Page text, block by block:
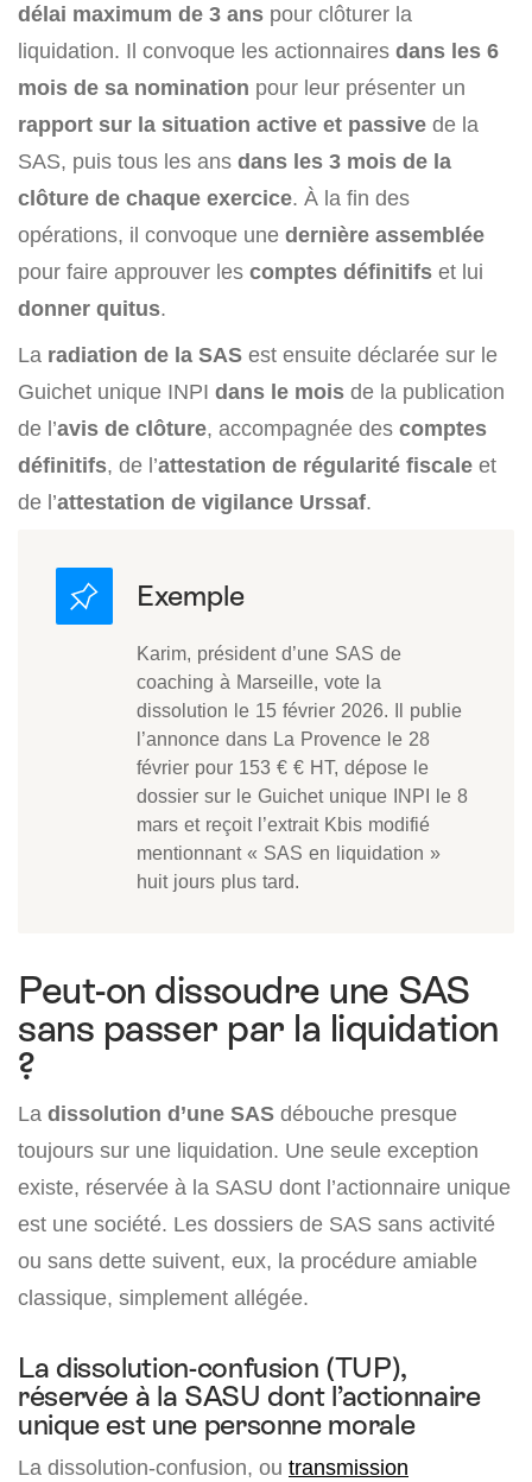
délai maximum de 3 ans pour clôturer la
liquidation. Il convoque les actionnaires dans les 6
mois de sa nomination pour leur présenter un
rapport sur la situation active et passive de la
SAS, puis tous les ans dans les 3 mois de la
clôture de chaque exercice. À la fin des
opérations, il convoque une dernière assemblée
pour faire approuver les comptes définitifs et lui
donner quitus.
La radiation de la SAS est ensuite déclarée sur le
Guichet unique INPI dans le mois de la publication
de l’avis de clôture, accompagnée des comptes
définitifs, de l’attestation de régularité fiscale et
de l’attestation de vigilance Urssaf.
Karim, président d’une SAS de
coaching à Marseille, vote la
dissolution le 15 février 2026. Il publie
l’annonce dans La Provence le 28
février pour 153 € € HT, dépose le
dossier sur le Guichet unique INPI le 8
mars et reçoit l’extrait Kbis modifié
mentionnant « SAS en liquidation »
huit jours plus tard.
Peut-on dissoudre une SAS
sans passer par la liquidation
?
La dissolution d’une SAS débouche presque
toujours sur une liquidation. Une seule exception
existe, réservée à la SASU dont l’actionnaire unique
est une société. Les dossiers de SAS sans activité
ou sans dette suivent, eux, la procédure amiable
classique, simplement allégée.
La dissolution-confusion (TUP),
réservée à la SASU dont l’actionnaire
unique est une personne morale
La dissolution-confusion, ou transmission